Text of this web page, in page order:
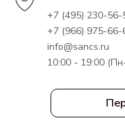
+7 (495) 230-56-
+7 (966) 975-66-
info@sancs.ru
10:00 - 19:00